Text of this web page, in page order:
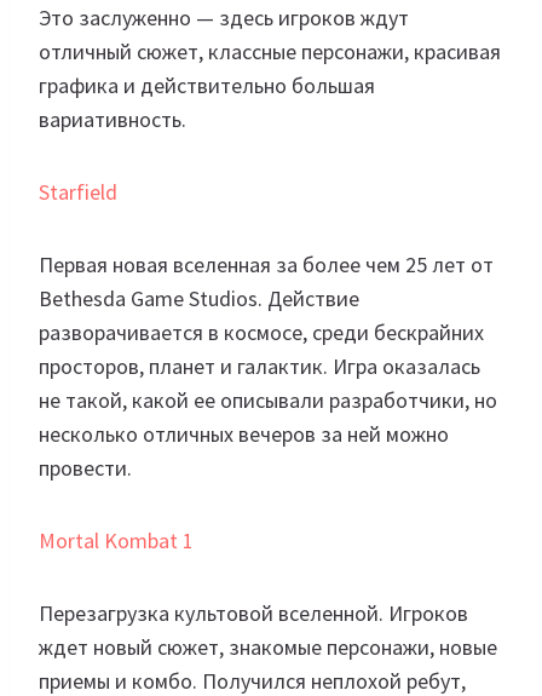
Это заслуженно — здесь игроков ждут
отличный сюжет, классные персонажи, красивая
графика и действительно большая
вариативность.
Starfield
Первая новая вселенная за более чем 25 лет от
Bethesda Game Studios. Действие
разворачивается в космосе, среди бескрайних
просторов, планет и галактик. Игра оказалась
не такой, какой ее описывали разработчики, но
несколько отличных вечеров за ней можно
провести.
Mortal Kombat 1
Перезагрузка культовой вселенной. Игроков
ждет новый сюжет, знакомые персонажи, новые
приемы и комбо. Получился неплохой ребут,